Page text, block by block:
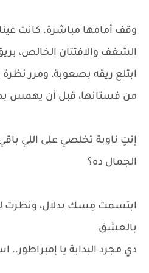
وقف أمامها مباشرة. كانت
الشغف والافتتان الخالص،
ابتلع ريقه بصعوبة، ومرر
من فستانها، قبل أن يهمس
إنتِ ناوية تخلصي على اللي
الجمال ده؟
ابتسمت مِسك بدلال، ونظرت
بالعشق
دي مجرد البداية يا